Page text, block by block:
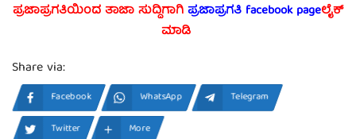
ಪ್ರಜಾಪ್ರಗತಿಯಿಂದ ತಾಜಾ ಸುದ್ದಿಗಾಗಿಪ್ರಜಾಪ್ರಗತಿ facebook pageಲೈಕ್
ಮಾಡಿ
Share via:
Facebook WhatsApp
Telegram
Twitter
More